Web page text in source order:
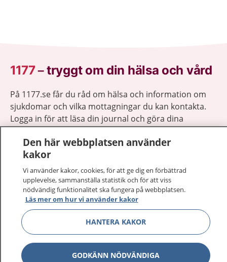
1177–tryggt om din hälsa och vård
På 1177.se får du råd om hälsa och information om
sjukdomar och vilka mottagningar du kan kontakta.
Logga in för att läsa din journal och göra dina
vårdärenden. Ring telefonnummer 1177 för
sjukvårdsrådgivning dygnet runt.
1177 ger dig råd när du vill må bättre.
1177 på flera språk Visa
Om 1177 Visa
Den här webbplatsen använder
kakor
Vi använder kakor, cookies, för att ge dig en förbättrad
upplevelse, sammanställa statistik och för att viss
nödvändig funktionalitet ska fungera på webbplatsen.
Läs mer om hur vi använder kakor
HANTERA KAKOR
GODKÄNN NÖDVÄNDIGA